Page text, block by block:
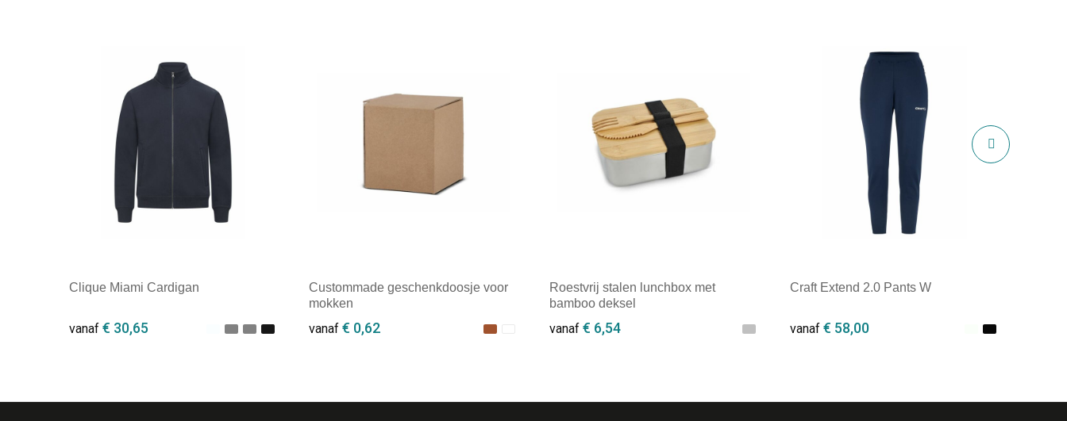
Clique Miami Cardigan
vanaf € 30,65
Custommade geschenkdoosje voor
mokken
vanaf€ 0,62
Roestvrij stalen lunchbox met
bamboo deksel
vanaf € 6,54
Craft Extend 2.0 Pants W
vanaf € 58,00